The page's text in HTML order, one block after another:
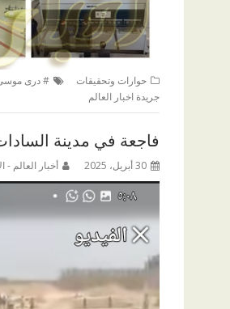
حوارات وتحقيقات # درى
جريدة اخبار العالم
فاجعة في مدينة
30 أبريل، 2025 أخبار العالم -